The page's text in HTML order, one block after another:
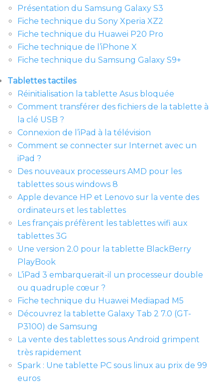
Présentation du Samsung Galaxy S3
Fiche technique du Sony Xperia XZ2
Fiche technique du Huawei P20 Pro
Fiche technique de l’iPhone X
Fiche technique du Samsung Galaxy S9+
Tablettes tactiles
Réinitialisation la tablette Asus bloquée
Comment transférer des fichiers de la tablette à
la clé USB ?
Connexion de l’iPad à la télévision
Comment se connecter sur Internet avec un
iPad ?
Des nouveaux processeurs AMD pour les
tablettes sous windows 8
Apple devance HP et Lenovo sur la vente des
ordinateurs et les tablettes
Les français préfèrent les tablettes wifi aux
tablettes 3G
Une version 2.0 pour la tablette BlackBerry
PlayBook
L’iPad 3 embarquerait-il un processeur double
ou quadruple cœur ?
Fiche technique du Huawei Mediapad M5
Découvrez la tablette Galaxy Tab 2 7.0 (GT-
P3100) de Samsung
La vente des tablettes sous Android grimpent
très rapidement
Spark : Une tablette PC sous linux au prix de 99
euros